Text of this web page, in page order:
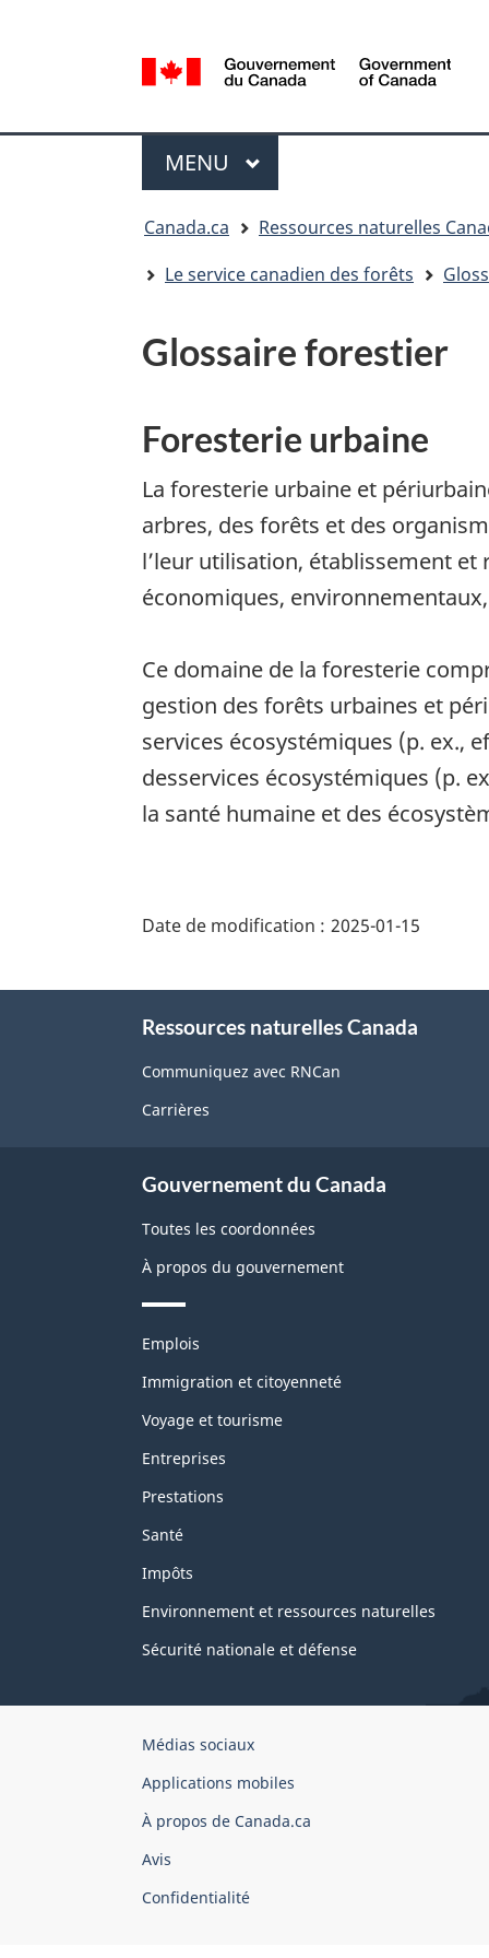
de
la
Government
MENU PRINCIPAL
Canada.ca
Ressources naturelles
Le service canadien des forêts
Glossaire forestier
Foresterie urbaine
La foresterie urbaine et
arbres, des forêts et des
l’leur utilisation, établissement et
économiques,
Ce domaine de la foresterie
gestion des forêts urbaines et
services écosystémiques (p. ex.,
desservices écosystémiques (p.
la santé humaine et des
de
page"
Date de modification : 2025-01-15
Ressources naturelles Canada
Communiquez avec RNCan
Carrières
Gouvernement du Canada
Toutes les coordonnées
À propos du gouvernement
Thèmes
sujets
Emplois
Immigration et citoyenneté
Voyage et tourisme
Entreprises
Prestations
Santé
Impôts
Environnement et ressources naturelles
Sécurité nationale et défense
Organisation
gouvernement
du
Canada
Médias sociaux
Applications mobiles
À propos de Canada.ca
Avis
Confidentialité